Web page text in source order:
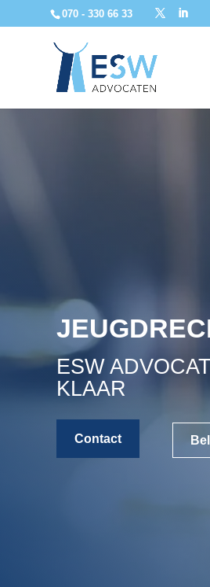
070 - 330 66 33
ESW
KLAAR
Contact